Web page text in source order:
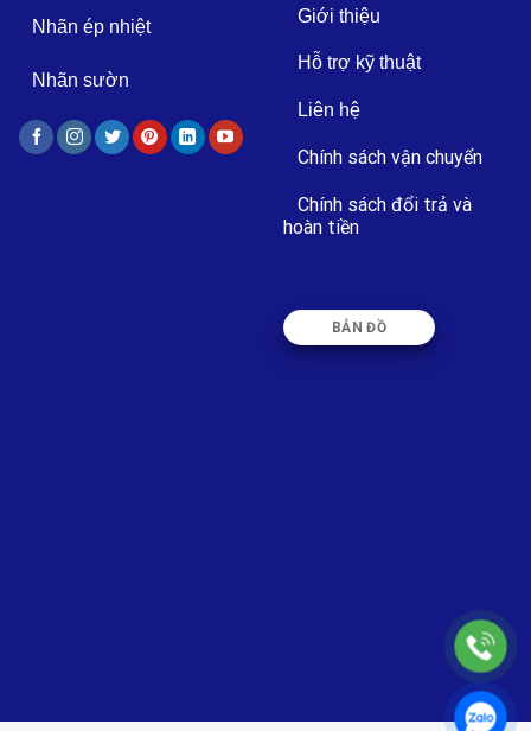
Nhãn ép nhiệt
Nhãn sườn
Giới thiệu
Hỗ trợ kỹ thuật
Liên hệ
Chính sách vận chuyển
Chính sách đổi trả và
hoàn tiền
BẢN ĐỒ